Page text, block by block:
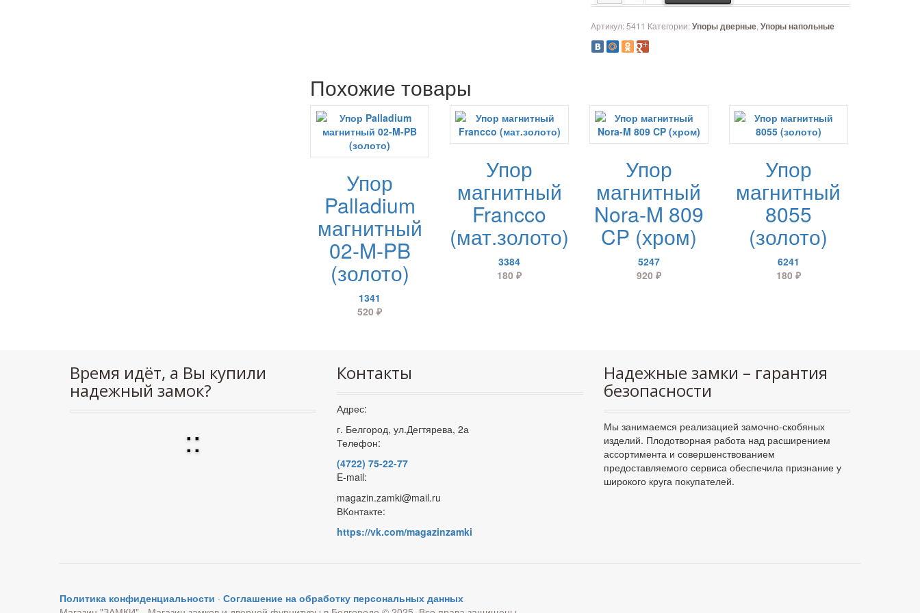
Артикул:5411 Категории:Упоры дверные,Упоры напольные
Похожие товары
Упор
Palladium
магнитный
02-M-PB
(золото)
1341
520₽
Упор
магнитный
Francco
(мат.золото)
3384
180 ₽
Упор
магнитный
Nora-M 809
CP (хром)
5247
920 ₽
Упор
магнитный
8055
(золото)
6241
180 ₽
Время идёт, а Вы купили
надежный замок?
::
Контакты
Адрес:
г. Белгород, ул.Дегтярева, 2а
Телефон:
(4722) 75-22-77
E-mail:
magazin.zamki@mail.ru
ВКонтакте:
https://vk.com/magazinzamki
Надежные замки – гарантия
безопасности
Мы занимаемся реализацией замочно-скобяных
изделий. Плодотворная работа над расширением
ассортимента и совершенствованием
предоставляемого сервиса обеспечила признание у
широкого круга покупателей.
Политика конфиденциальности · Соглашение на обработку персональных данных